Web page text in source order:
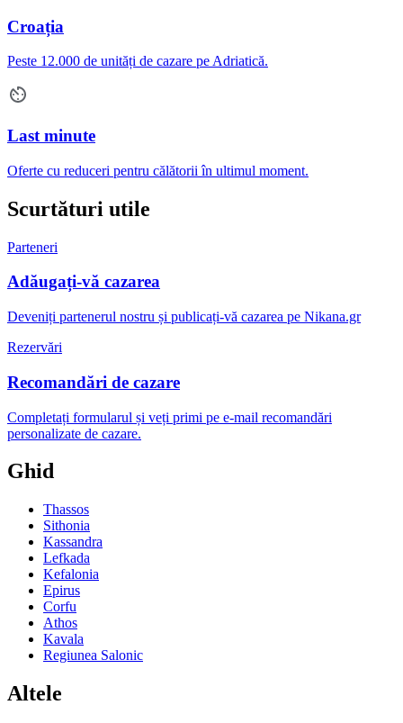
Croația
Peste 12.000 de unități de cazare pe Adriatică.
Last minute
Oferte cu reduceri pentru călătorii în ultimul moment.
Scurtături utile
Parteneri
Adăugați-vă cazarea
Deveniți partenerul nostru și publicați-vă cazarea pe Nikana.gr
Rezervări
Recomandări de cazare
Completați formularul și veți primi pe e-mail recomandări
personalizate de cazare.
Ghid
Thassos
Sithonia
Kassandra
Lefkada
Kefalonia
Epirus
Corfu
Athos
Kavala
Regiunea Salonic
Altele